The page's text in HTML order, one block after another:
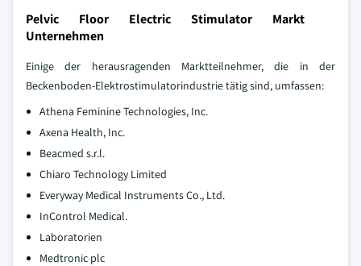
Pelvic Floor Electric Stimulator Markt
Unternehmen
Einige der herausragenden Marktteilnehmer, die in der
Beckenboden-Elektrostimulatorindustrie tätig sind, umfassen:
Athena Feminine Technologies, Inc.
Axena Health, Inc.
Beacmed s.r.l.
Chiaro Technology Limited
Everyway Medical Instruments Co., Ltd.
InControl Medical.
Laboratorien
Medtronic plc